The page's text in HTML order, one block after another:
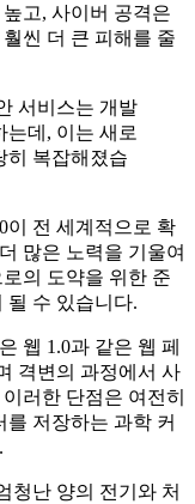
고, 사이버 공격은
씬 더 큰 피해를 줄
서비스는 개발
는데, 이는 새로
히 복잡해졌습
이 전 세계적으로 확
많은 노력을 기울여
의 도약을 위한 준
될 수 있습니다.
웹 1.0과 같은 웹 페
격변의 과정에서 사
러한 단점은 여전히
를 저장하는 과학 커
청난 양의 전기와 처